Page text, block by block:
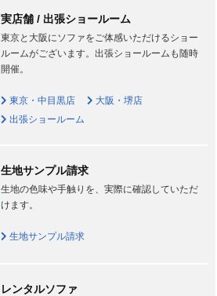
実店舗 / 出張ショールーム
東京と大阪にソファをご体感いただけるショー
ルームがございます。出張ショールームも随時
開催。
東京・中目黒店
大阪・堺店
出張ショールーム
生地サンプル請求
生地の色味や手触りを、実際に確認していただ
けます。
生地サンプル請求
レンタルソファ